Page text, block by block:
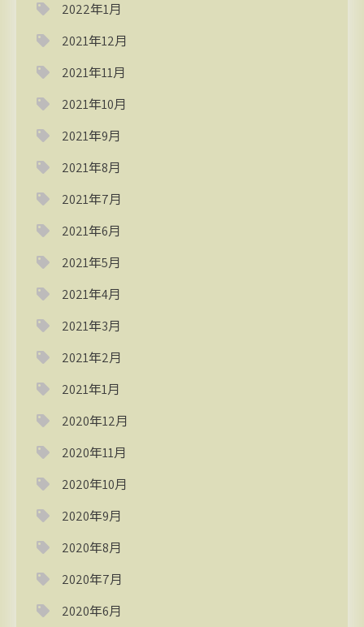
2022年1月
2021年12月
2021年11月
2021年10月
2021年9月
2021年8月
2021年7月
2021年6月
2021年5月
2021年4月
2021年3月
2021年2月
2021年1月
2020年12月
2020年11月
2020年10月
2020年9月
2020年8月
2020年7月
2020年6月